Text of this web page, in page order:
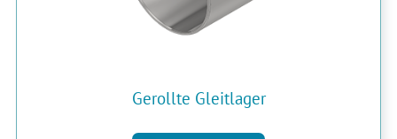
Gerollte Gleitlager